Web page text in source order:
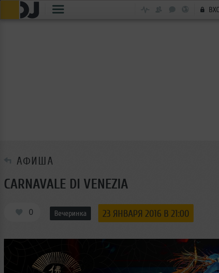
АФИША
CARNAVALE DI VENEZIA
0 Вечеринка 23 ЯНВАРЯ 2016 В 21:00